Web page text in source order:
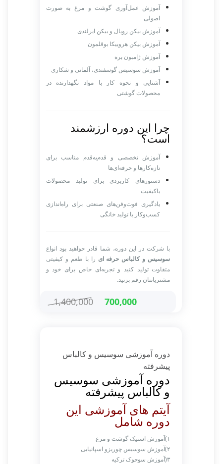
آموزش عمل‌آوری گوشت و مرغ به صورت
اصولی
آموزش بیکن رویال و بیکن ایرلندی
آموزش بیکن هروییکا بوقلمون
آموزش ژامبون بره
آموزش سوسیس گوسفندی، آلمانی و شکاری
آشنایی و نحوه کار با مواد نگهدارنده در
محصولات گوشتی
چرا این دوره ارزشمند
است؟
آموزش تخصصی و قدم‌به‌قدم مناسب برای
تازه‌کارها و حرفه‌ای‌ها
دستورهای کاربردی برای تولید محصولات
باکیفیت
یادگیری فوت‌وفن‌های صنعتی برای راه‌اندازی
کسب‌وکار یا تولید خانگی
با شرکت در این دوره، شما قادر خواهید بود انواع
سوسیس و کالباس حرفه ای را با طعم و کیفیتی
متفاوت تولید کنید و تجربه‌ای خاص برای خود و
مشتریانتان رقم بزنید.
1,400,000 700,000
دوره آموزشی سوسیس و کالباس
پیشرفته
دوره آموزشی سوسیس
و کالباس پیشرفته
آیتم های آموزشی این
دوره شامل
۱)آموزش استیک گوشت و مرغ
۲)آموزش سوسیس چوریزو اسپانیایی
۳(آموزش سوجوک ترکیه